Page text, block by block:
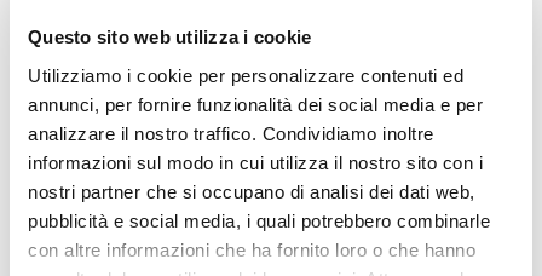
Questo sito web utilizza i cookie
Utilizziamo i cookie per personalizzare contenuti ed
annunci, per fornire funzionalità dei social media e per
analizzare il nostro traffico. Condividiamo inoltre
informazioni sul modo in cui utilizza il nostro sito con i
nostri partner che si occupano di analisi dei dati web,
pubblicità e social media, i quali potrebbero combinarle
con altre informazioni che ha fornito loro o che hanno
CODICE:BSC-1AN
Dondolo da giardino 3 posti struttura effetto legno e
seduta in textilene antracite - Basco